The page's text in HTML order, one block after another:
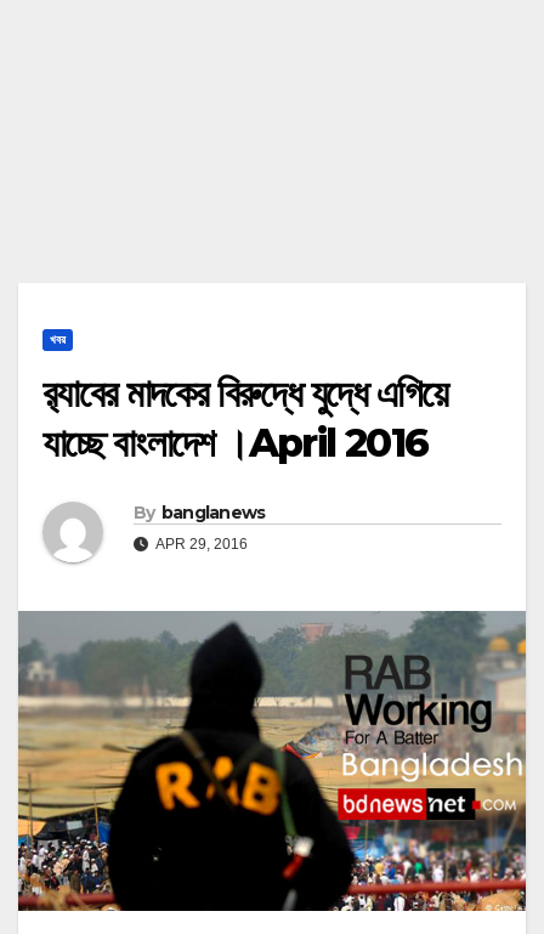
খবর
র‍্যাবের মাদকের বিরুদ্ধে যুদ্ধে এগিয়ে
যাচ্ছে বাংলাদেশ ।April 2016
By banglanews
APR 29, 2016